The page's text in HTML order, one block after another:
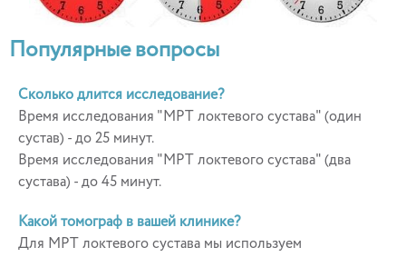
Популярные вопросы
Сколько длится исследование?
Время исследования "МРТ локтевого сустава" (один
сустав) - до 25 минут.
Время исследования "МРТ локтевого сустава" (два
сустава) - до 45 минут.
Какой томограф в вашей клинике?
Для МРТ локтевого сустава мы используем